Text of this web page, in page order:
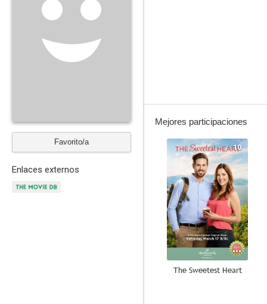
Favorito/a
Enlaces externos
Mejores participaciones
10
The Sweetest Heart